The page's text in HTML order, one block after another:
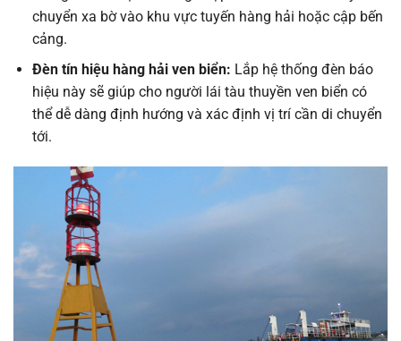
chuyển xa bờ vào khu vực tuyến hàng hải hoặc cập bến
cảng.
Đèn tín hiệu hàng hải ven biển: Lắp hệ thống đèn báo
hiệu này sẽ giúp cho người lái tàu thuyền ven biển có
thể dễ dàng định hướng và xác định vị trí cần di chuyển
tới.